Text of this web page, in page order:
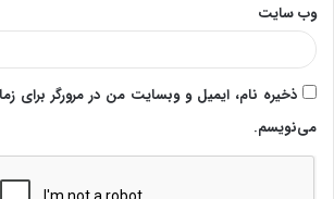
وب‌ سایت
ذخیره نام، ایمیل و وبسایت من در مرورگر برای
می‌نویسم.